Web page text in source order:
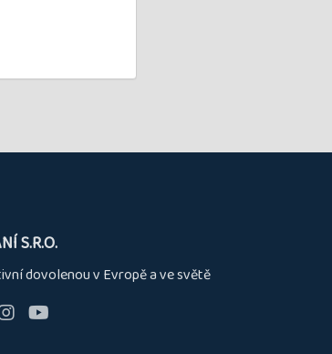
S.R.O.
dovolenou v Evropě a ve světě